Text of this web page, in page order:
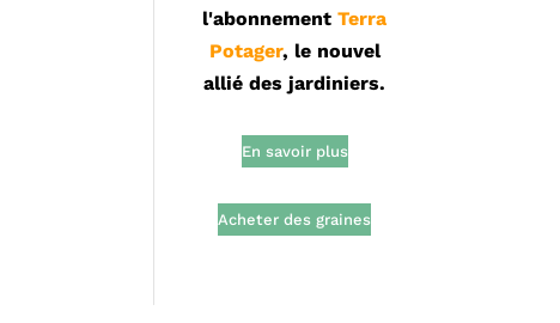
l'abonnement Terra
Potager, le nouvel
allié des jardiniers.
En savoir plus
Acheter des graines